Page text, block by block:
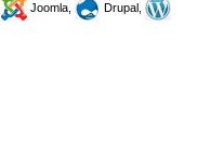
Joomla,
Drupal,